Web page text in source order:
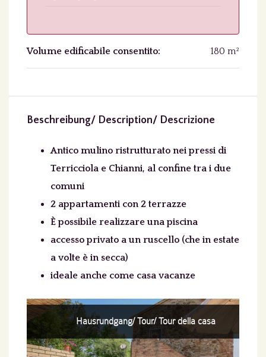
Volume edificabile consentito: 180 m²
Beschreibung/ Description/ Descrizione
Antico mulino ristrutturato nei pressi di
Terricciola e Chianni, al confine tra i due
comuni
2 appartamenti con 2 terrazze
È possibile realizzare una piscina
accesso privato a un ruscello (che in estate
a volte è in secca)
ideale anche come casa vacanze
Hausrundgang/ Tour/ Tour della casa